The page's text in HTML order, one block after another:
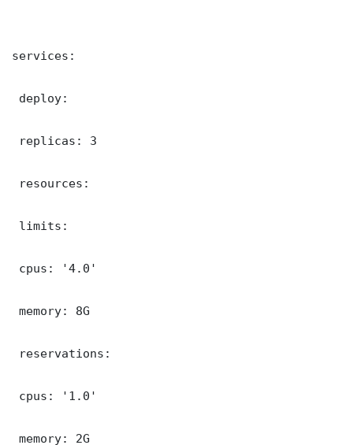
services:
deploy:
replicas: 3
resources:
limits:
cpus: '4.0'
memory: 8G
reservations:
cpus: '1.0'
memory: 2G